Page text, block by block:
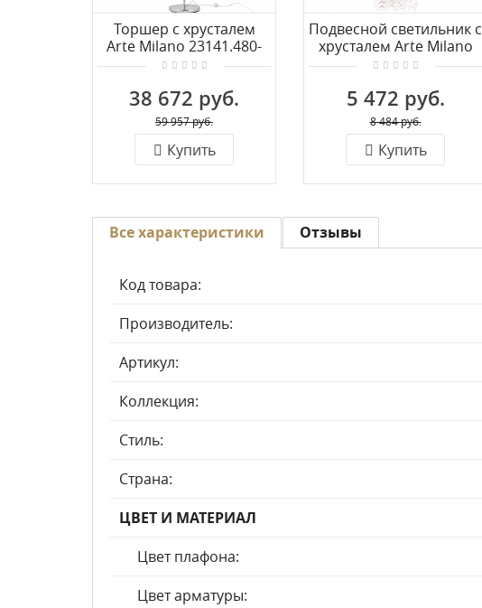
Торшер с хрусталем
Arte Milano 23141.480-
1650.5.E14.B CR
38 672 руб.
59 957 руб.
Купить
Подвесной светильник с
хрусталем Arte Milano
23110.210.1.G9.C IB
5 472 руб.
8 484 руб.
Купить
Все характеристики
Код товара:
Производитель:
Артикул:
Коллекция:
Стиль:
Страна:
ЦВЕТ И МАТЕРИАЛ
Цвет плафона:
Цвет арматуры:
Отзывы